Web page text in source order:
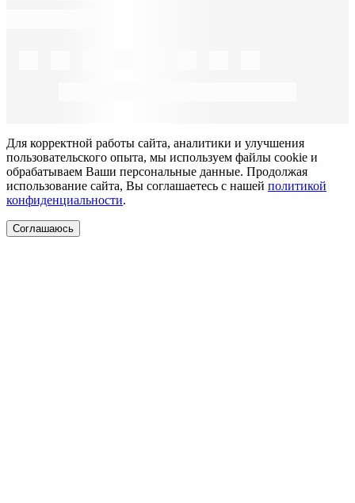
Для корректной работы сайта, аналитики и улучшения
пользовательского опыта, мы используем файлы cookie и
обрабатываем Ваши персональные данные. Продолжая
использование сайта, Вы соглашаетесь с нашей политикой
конфиденциальности.
Соглашаюсь